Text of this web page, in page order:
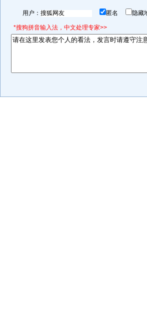
用户： 匿名 隐藏
*搜狗拼音输入法，中文处理专家>>